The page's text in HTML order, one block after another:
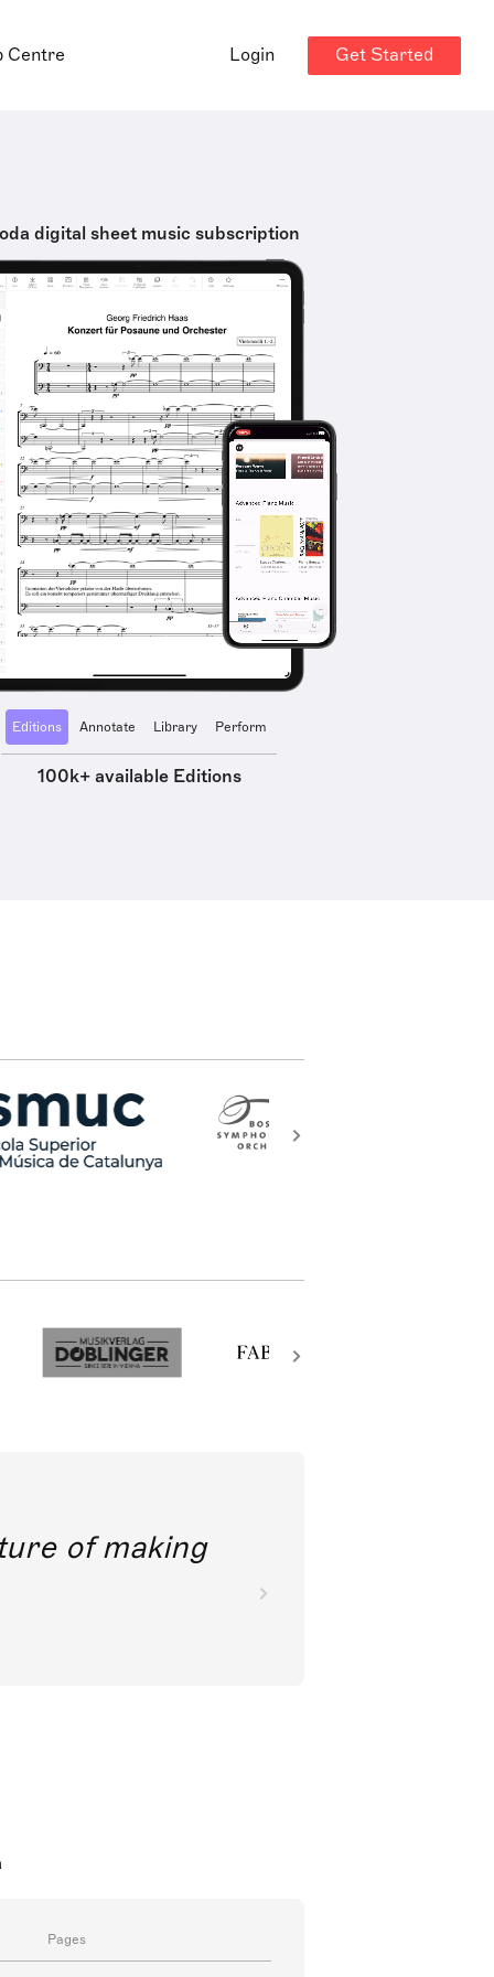
Centre Login Get Started
digital sheet music subscription
Editions Annotate Library Perform
100k+ available Editions
of making
Pages